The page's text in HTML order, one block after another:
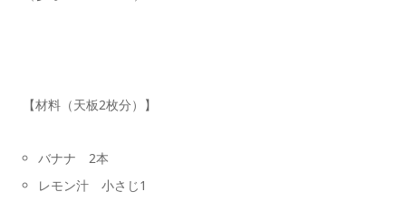
【材料（天板2枚分）】
バナナ 2本
レモン汁 小さじ1